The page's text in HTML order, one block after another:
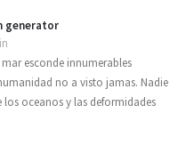
generator
esconde innumerables
no a visto jamas. Nadie
oceanos y las deformidades